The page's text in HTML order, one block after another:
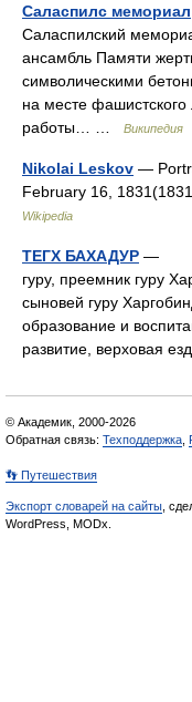
Саласпилс мемориал
Саласпилский
ансамбль Памяти
символическими
на месте фашистского
работы… …
Википедия
Nikolai Leskov —
February 16,
Wikipedia
ТЕГХ БАХАДУР —
гуру, преемник гуру
сыновей гуру
образование и
развитие, верховая
© Академик, 2000-2026
Обратная связь: Техподдержка
👣 Путешествия
Экспорт словарей на сайты ,
WordPress, MODx.